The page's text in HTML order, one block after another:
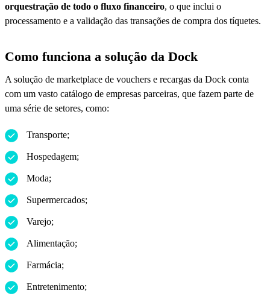
orquestração de todo o fluxo financeiro, o que inclui o
processamento e a validação das transações de compra dos tíquetes.
Como funciona a solução da Dock
A solução de marketplace de vouchers e recargas da Dock conta
com um vasto catálogo de empresas parceiras, que fazem parte de
uma série de setores, como:
Transporte;
Hospedagem;
Moda;
Supermercados;
Varejo;
Alimentação;
Farmácia;
Entretenimento;